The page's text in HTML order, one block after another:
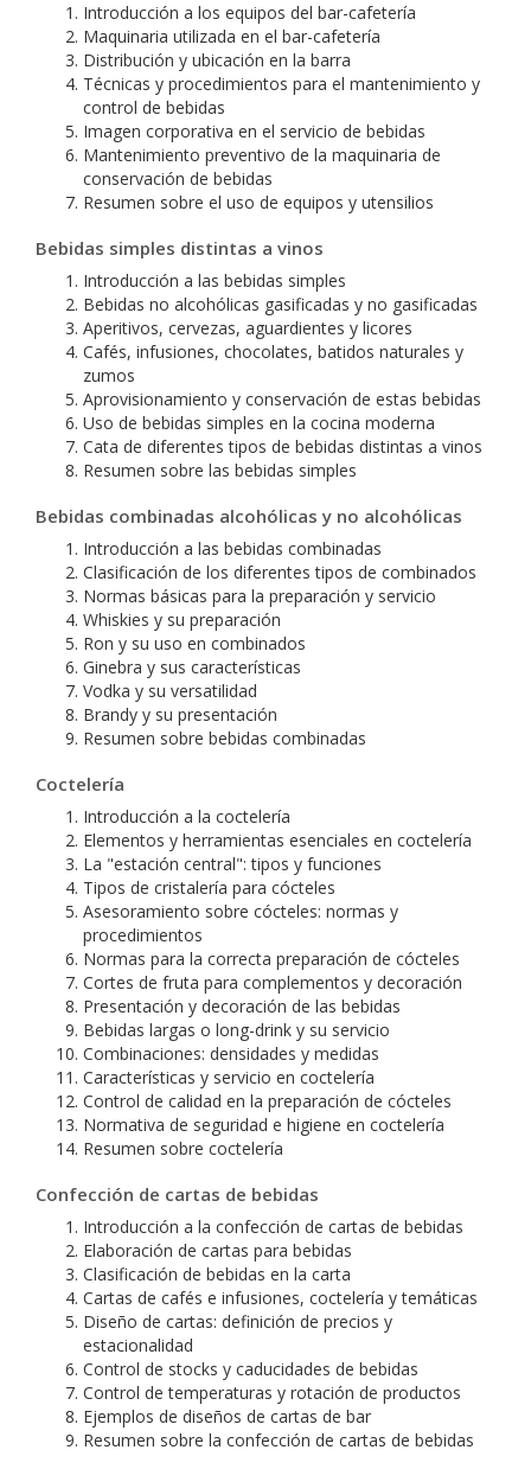
Introducción a los equipos del bar-cafetería
Maquinaria utilizada en el bar-cafetería
Distribución y ubicación en la barra
Técnicas y procedimientos para el mantenimiento y
control de bebidas
Imagen corporativa en el servicio de bebidas
Mantenimiento preventivo de la maquinaria de
conservación de bebidas
Resumen sobre el uso de equipos y utensilios
Bebidas simples distintas a vinos
Introducción a las bebidas simples
Bebidas no alcohólicas gasificadas y no gasificadas
Aperitivos, cervezas, aguardientes y licores
Cafés, infusiones, chocolates, batidos naturales y
zumos
Aprovisionamiento y conservación de estas bebidas
Uso de bebidas simples en la cocina moderna
Cata de diferentes tipos de bebidas distintas a vinos
Resumen sobre las bebidas simples
Bebidas combinadas alcohólicas y no alcohólicas
Introducción a las bebidas combinadas
Clasificación de los diferentes tipos de combinados
Normas básicas para la preparación y servicio
Whiskies y su preparación
Ron y su uso en combinados
Ginebra y sus características
Vodka y su versatilidad
Brandy y su presentación
Resumen sobre bebidas combinadas
Coctelería
Introducción a la coctelería
Elementos y herramientas esenciales en coctelería
La "estación central": tipos y funciones
Tipos de cristalería para cócteles
Asesoramiento sobre cócteles: normas y
procedimientos
Normas para la correcta preparación de cócteles
Cortes de fruta para complementos y decoración
Presentación y decoración de las bebidas
Bebidas largas o long-drink y su servicio
Combinaciones: densidades y medidas
Características y servicio en coctelería
Control de calidad en la preparación de cócteles
Normativa de seguridad e higiene en coctelería
Resumen sobre coctelería
Confección de cartas de bebidas
Introducción a la confección de cartas de bebidas
Elaboración de cartas para bebidas
Clasificación de bebidas en la carta
Cartas de cafés e infusiones, coctelería y temáticas
Diseño de cartas: definición de precios y
estacionalidad
Control de stocks y caducidades de bebidas
Control de temperaturas y rotación de productos
Ejemplos de diseños de cartas de bar
Resumen sobre la confección de cartas de bebidas